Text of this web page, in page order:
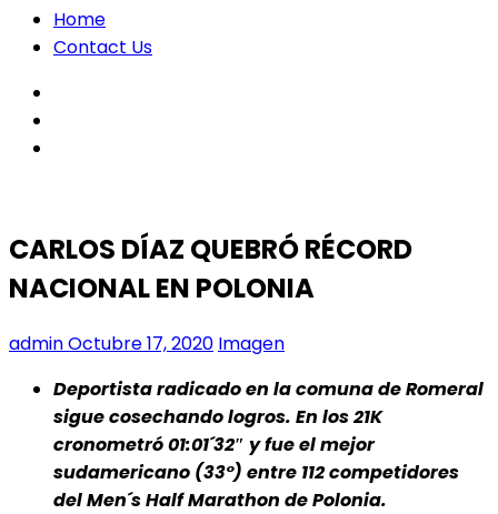
Home
Contact Us
CARLOS DÍAZ QUEBRÓ RÉCORD
NACIONAL EN POLONIA
adminOctubre 17, 2020 Imagen
Deportista radicado en la comuna de Romeral
sigue cosechando logros. En los 21K
cronometró 01:01´32″ y fue el mejor
sudamericano (33°) entre 112 competidores
del Men´s Half Marathon de Polonia.